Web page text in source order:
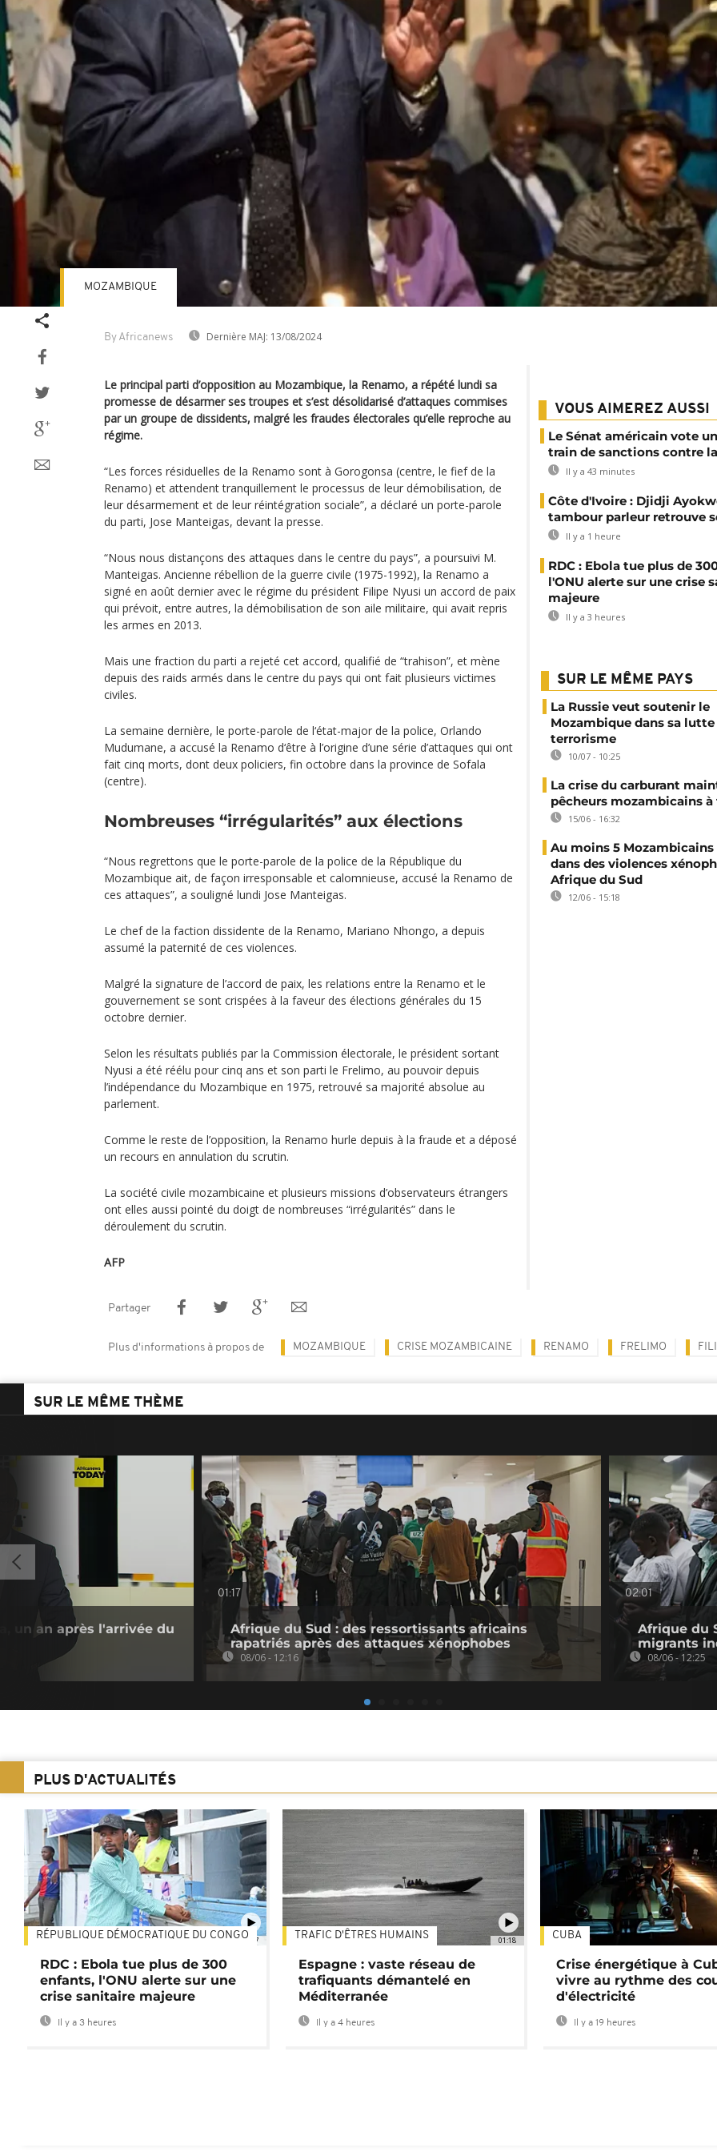
By Africanews Dernière MAJ: 13/08/2024
MOZAMBIQUE
Le principal parti d’opposition au Mozambique, la Renamo, a répété lundi sa
promesse de désarmer ses troupes et s’est désolidarisé d’attaques commises
par un groupe de dissidents, malgré les fraudes électorales qu’elle reproche au
régime.
“Les forces résiduelles de la Renamo sont à Gorogonsa (centre, le fief de la
Renamo) et attendent tranquillement le processus de leur démobilisation, de
leur désarmement et de leur réintégration sociale”, a déclaré un porte-parole
du parti, Jose Manteigas, devant la presse.
“Nous nous distançons des attaques dans le centre du pays”, a poursuivi M.
Manteigas. Ancienne rébellion de la guerre civile (1975-1992), la Renamo a
signé en août dernier avec le régime du président Filipe Nyusi un accord de paix
qui prévoit, entre autres, la démobilisation de son aile militaire, qui avait repris
les armes en 2013.
Mais une fraction du parti a rejeté cet accord, qualifié de “trahison”, et mène
depuis des raids armés dans le centre du pays qui ont fait plusieurs victimes
civiles.
La semaine dernière, le porte-parole de l‘état-major de la police, Orlando
Mudumane, a accusé la Renamo d‘être à l’origine d’une série d’attaques qui ont
fait cinq morts, dont deux policiers, fin octobre dans la province de Sofala
(centre).
Nombreuses “irrégularités” aux élections
“Nous regrettons que le porte-parole de la police de la République du
Mozambique ait, de façon irresponsable et calomnieuse, accusé la Renamo de
ces attaques”, a souligné lundi Jose Manteigas.
Le chef de la faction dissidente de la Renamo, Mariano Nhongo, a depuis
assumé la paternité de ces violences.
Malgré la signature de l’accord de paix, les relations entre la Renamo et le
gouvernement se sont crispées à la faveur des élections générales du 15
octobre dernier.
Selon les résultats publiés par la Commission électorale, le président sortant
Nyusi a été réélu pour cinq ans et son parti le Frelimo, au pouvoir depuis
l’indépendance du Mozambique en 1975, retrouvé sa majorité absolue au
parlement.
Comme le reste de l’opposition, la Renamo hurle depuis à la fraude et a déposé
un recours en annulation du scrutin.
La société civile mozambicaine et plusieurs missions d’observateurs étrangers
ont elles aussi pointé du doigt de nombreuses “irrégularités” dans le
déroulement du scrutin.
AFP
VOUS AIMEREZ AUSSI
Le Sénat américain vote
train de sanctions contre
Il y a 43 minutes
Côte d'Ivoire : Djidji
tambour parleur retrouve
Il y a 1 heure
RDC : Ebola tue plus de
l'ONU alerte sur une crise
majeure
Il y a 3 heures
SUR LE MÊME PAYS
La Russie veut soutenir le
Mozambique dans sa
terrorisme
10/07 - 10:25
La crise du carburant
pêcheurs mozambicains à
15/06 - 16:32
Au moins 5 Mozambicains
dans des violences
Afrique du Sud
12/06 - 15:18
Partager
Plus d'informations à propos de MOZAMBIQUE CRISE MOZAMBICAINE RENAMO FRELIMO
SUR LE MÊME THÈME
un an après l'arrivée du
01:17
Afrique du Sud : des ressortissants africains
rapatriés après des attaques xénophobes
08/06 - 12:16
02:01
Afrique du
migrants
08/06 - 12:25
PLUS D'ACTUALITÉS
01:47
RÉPUBLIQUE DÉMOCRATIQUE DU CONGO
RDC : Ebola tue plus de 300
enfants, l'ONU alerte sur une
crise sanitaire majeure
Il y a 3 heures
01:18
TRAFIC D'ÊTRES HUMAINS
Espagne : vaste réseau de
trafiquants démantelé en
Méditerranée
Il y a 4 heures
CUBA
Crise énergétique à
vivre au rythme des
d'électricité
Il y a 19 heures